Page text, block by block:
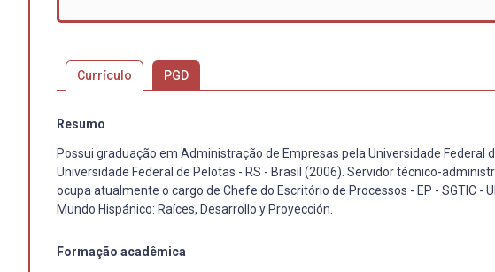
Currículo PGD
Resumo
Possui graduação em Administração de Empresas pela Universidade Federal
Universidade Federal de Pelotas - RS - Brasil (2006). Servidor técnico-
ocupa atualmente o cargo de Chefe do Escritório de Processos - EP - SGTIC -
Mundo Hispánico: Raíces, Desarrollo y Proyección.
Formação acadêmica